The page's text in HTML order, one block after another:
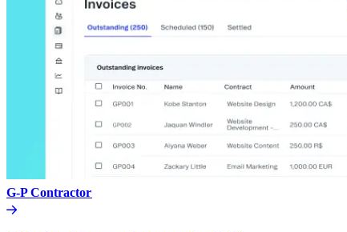
G-P Contractor​​